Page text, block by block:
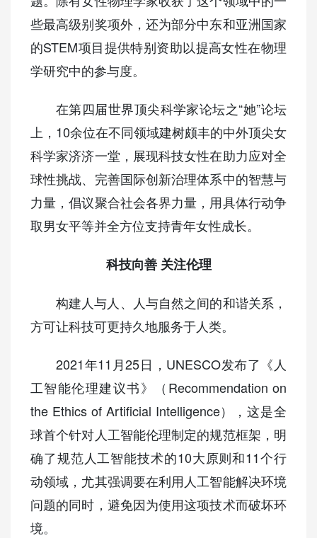
些最高级别奖项外，还为部分中东和亚洲国家
的STEM项目提供特别资助以提高女性在物理
学研究中的参与度。
在第四届世界顶尖科学家论坛之“她”论坛
上，10余位在不同领域建树颇丰的中外顶尖女
科学家济济一堂，展现科技女性在助力应对全
球性挑战、完善国际创新治理体系中的智慧与
力量，倡议聚合社会各界力量，用具体行动争
取男女平等并全方位支持青年女性成长。
科技向善 关注伦理
构建人与人、人与自然之间的和谐关系，
方可让科技可更持久地服务于人类。
2021年11月25日，UNESCO发布了《人
工智能伦理建议书》（Recommendation on
the Ethics of Artificial Intelligence），这是全
球首个针对人工智能伦理制定的规范框架，明
确了规范人工智能技术的10大原则和11个行
动领域，尤其强调要在利用人工智能解决环境
问题的同时，避免因为使用这项技术而破坏环
境。